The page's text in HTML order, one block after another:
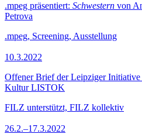
.mpeg präsentiert: Schwestern von
Petrova
.mpeg, Screening, Ausstellung
10.3.2022
Offener Brief der Leipziger
Kultur LISTOK
FILZ unterstützt, FILZ kollektiv
26.2.–17.3.2022